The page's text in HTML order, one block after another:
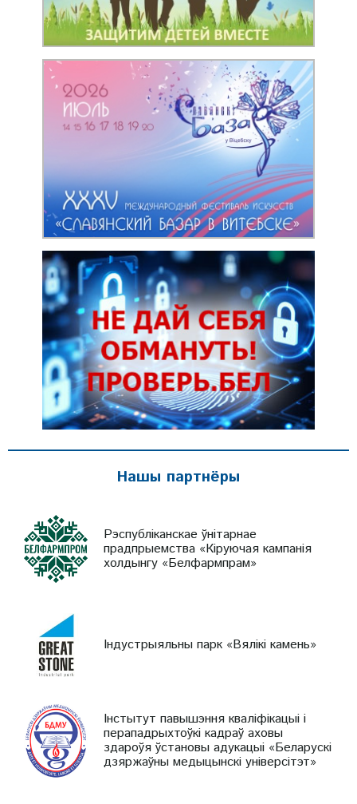
Нашы партнёры
Рэспубліканскае ўнітарнае
прадпрыемства «Кіруючая кампанія
холдынгу «Белфармпрам»
Індустрыяльны парк «Вялікі камень»
Інстытут павышэння кваліфікацыі і
перападрыхтоўкі кадраў аховы
здароўя ўстановы адукацыі «Беларускі
дзяржаўны медыцынскі універсітэт»